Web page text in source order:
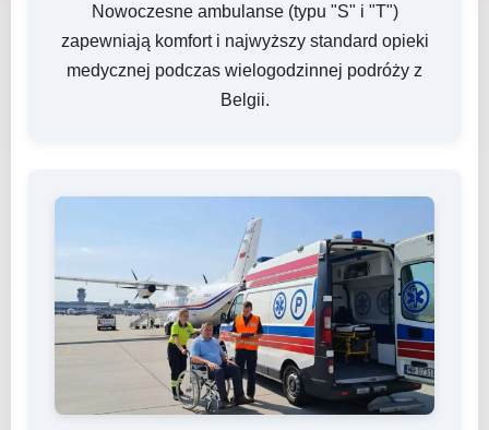
Nowoczesne ambulanse (typu "S" i "T")
zapewniają komfort i najwyższy standard opieki
medycznej podczas wielogodzinnej podróży z
Belgii.